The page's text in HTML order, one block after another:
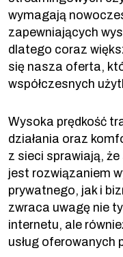
wymagają
zapewniających
dlatego coraz
się nasza oferta,
współczesnych
Wysoka prędkość
działania oraz
z sieci sprawiają,
jest rozwiązaniem
prywatnego, jak i
zwraca uwagę nie
internetu, ale
usług oferowanych